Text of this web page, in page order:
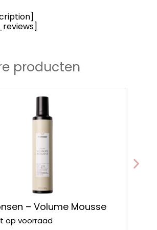
producten
– Volume Mousse
op voorraad